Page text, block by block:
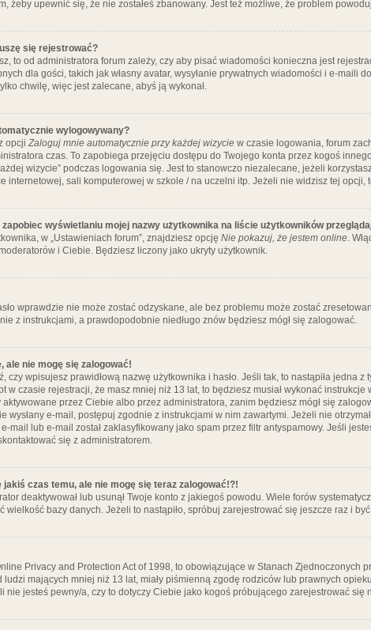
żeby upewnić się, że nie zostałeś zbanowany. Jest też możliwe, że problem
się rejestrować?
to od administratora forum zależy, czy aby pisać wiadomości konieczna jest
dla gości, takich jak własny avatar, wysyłanie prywatnych wiadomości i e-maili
chwilę, więc jest zalecane, abyś ją wykonał.
wylogowywany?
opcji Zaloguj mnie automatycznie przy każdej wizycie w czasie logowania, forum
czas. To zapobiega przejęciu dostępu do Twojego konta przez kogoś
wizycie” podczas logowania się. Jest to stanowczo niezalecane, jeżeli
internetowej, sali komputerowej w szkole / na uczelni itp. Jeżeli nie widzisz tej opcji,
zapobiec wyświetlaniu mojej nazwy użytkownika na liście użytkowników
w „Ustawieniach forum”, znajdziesz opcję Nie pokazuj, że jestem online.
i Ciebie. Będziesz liczony jako ukryty użytkownik.
wprawdzie nie może zostać odzyskane, ale bez problemu może zostać
z instrukcjami, a prawdopodobnie niedługo znów będziesz mógł się zalogować.
ale nie mogę się zalogować!
czy wpisujesz prawidłową nazwę użytkownika i hasło. Jeśli tak, to nastąpiła jedna z
w czasie rejestracji, że masz mniej niż 13 lat, to będziesz musiał wykonać
aktywowane przez Ciebie albo przez administratora, zanim będziesz mógł się
wysłany e-mail, postępuj zgodnie z instrukcjami w nim zawartymi. Jeżeli nie
mail lub e-mail został zaklasyfikowany jako spam przez filtr antyspamowy. Jeśli
się z administratorem.
jakiś czas temu, ale nie mogę się teraz zalogować!?!
deaktywował lub usunął Twoje konto z jakiegoś powodu. Wiele forów
wielkość bazy danych. Jeżeli to nastąpiło, spróbuj zarejestrować się jeszcze raz i
Privacy and Protection Act of 1998, to obowiązujące w Stanach Zjednoczonych
ludzi mających mniej niż 13 lat, miały piśmienną zgodę rodziców lub prawnych
nie jesteś pewny/a, czy to dotyczy Ciebie jako kogoś próbującego zarejestrować się